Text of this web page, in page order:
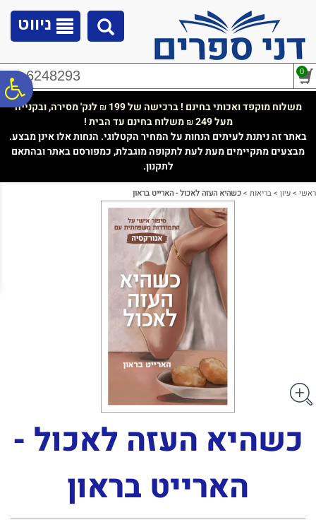
נגישות
ניווט
02-6248293 0
משלוח מוקפד ואכותי בחינם ! ברכישה של 199 ₪ לנק' מסירה, ובקנייה
מעל 249
₪משלוח בחינם עד הבית !
באתר זה ניתנת לעיתים הנחות על המחיר הקטלוגי. הנחות אלו אינן מבצע.
מבצעים מתקיימים מעת לעת לתקופה מוגבלת, כמפורסם באתר ובהתאם
לתקנון.
ראשי >עיון >בריאות >כשהיא העזה לאכול - הארייט בראון
כשהיא העזה לאכול -
הארייט בראון